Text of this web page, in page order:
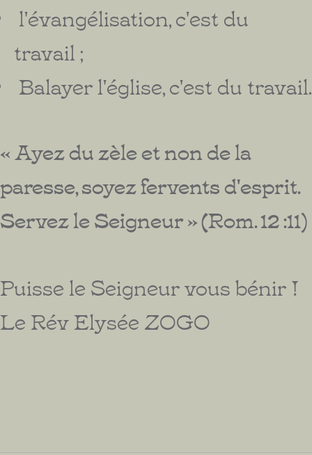
l'évangélisation, c'est du
travail ;
Balayer l'église, c'est du travail.
« Ayez du zèle et non de la
paresse, soyez fervents d'esprit.
Servez le Seigneur » (Rom. 12 :11)
Puisse le Seigneur vous bénir !
Le Rév Elysée ZOGO